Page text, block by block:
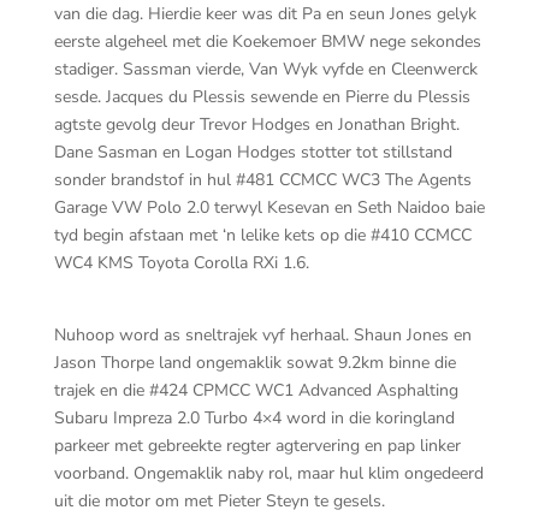
van die dag. Hierdie keer was dit Pa en seun Jones gelyk
eerste algeheel met die Koekemoer BMW nege sekondes
stadiger. Sassman vierde, Van Wyk vyfde en Cleenwerck
sesde. Jacques du Plessis sewende en Pierre du Plessis
agtste gevolg deur Trevor Hodges en Jonathan Bright.
Dane Sasman en Logan Hodges stotter tot stillstand
sonder brandstof in hul #481 CCMCC WC3 The Agents
Garage VW Polo 2.0 terwyl Kesevan en Seth Naidoo baie
tyd begin afstaan met ‘n lelike kets op die #410 CCMCC
WC4 KMS Toyota Corolla RXi 1.6.
Nuhoop word as sneltrajek vyf herhaal. Shaun Jones en
Jason Thorpe land ongemaklik sowat 9.2km binne die
trajek en die #424 CPMCC WC1 Advanced Asphalting
Subaru Impreza 2.0 Turbo 4×4 word in die koringland
parkeer met gebreekte regter agtervering en pap linker
voorband. Ongemaklik naby rol, maar hul klim ongedeerd
uit die motor om met Pieter Steyn te gesels.